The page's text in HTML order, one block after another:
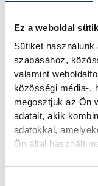
Ez a weboldal
Sütiket
szabásához,
valamint
közösségi média-,
megosztjuk az Ön
adatait, akik
adatokkal,
Ön által használt